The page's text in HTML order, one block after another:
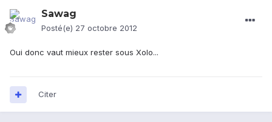
Sawag
Posté(e) 27 octobre 2012
Oui donc vaut mieux rester sous Xolo...
Citer